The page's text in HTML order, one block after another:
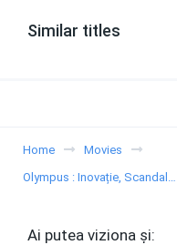
Similar titles
Home
Movies
Olympus : Inovație,
Ai putea viziona și: